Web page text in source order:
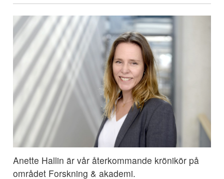
Anette Hallin är vår återkommande krönikör på
området Forskning & akademi.